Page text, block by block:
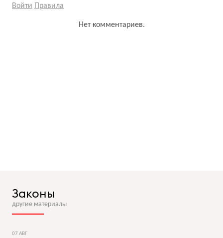
Войти Правила
Нет комментариев.
Законы
другие материалы
07 АВГ